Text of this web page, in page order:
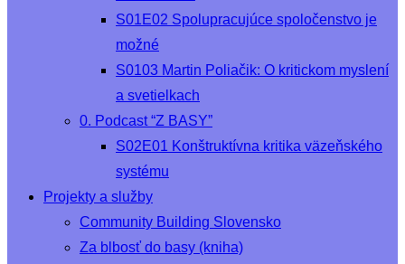
S01E02 Spolupracujúce spoločenstvo je
možné
S0103 Martin Poliačik: O kritickom myslení
a svetielkach
0. Podcast “Z BASY”
S02E01 Konštruktívna kritika väzeňského
systému
Projekty a služby
Community Building Slovensko
Za blbosť do basy (kniha)